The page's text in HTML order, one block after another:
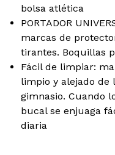
bolsa atlética
PORTADOR
marcas de
tirantes. Boquillas
Fácil de limpiar:
limpio y alejado de
gimnasio. Cuando
bucal se enjuaga
diaria